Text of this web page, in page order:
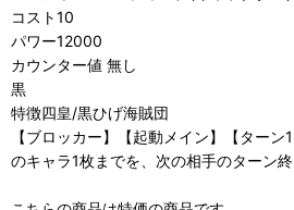
コスト10
パワー12000
カウンター値 無し
黒
特徴四皇/黒ひげ海賊団
【ブロッカー】【起動メイン】【ター
のキャラ1枚までを、次の相手のターン